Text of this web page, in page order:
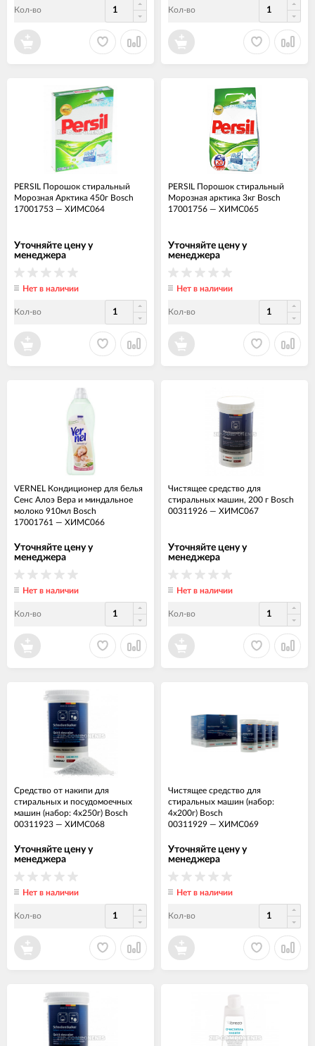
Кол-во Кол-во
PERSIL Порошок стиральный
Морозная Арктика 450г Bosch
17001753 — ХИМС064
Уточняйте цену у
менеджера
Нет в наличии
Кол-во
PERSIL Порошок стиральный
Морозная арктика 3кг Bosch
17001756 — ХИМС065
Уточняйте цену у
менеджера
Нет в наличии
Кол-во
VERNEL Кондиционер для белья
Сенс Алоэ Вера и миндальное
молоко 910мл Bosch
17001761 — ХИМС066
Уточняйте цену у
менеджера
Нет в наличии
Кол-во
Чистящее средство для
стиральных машин, 200 г Bosch
00311926 — ХИМС067
Уточняйте цену у
менеджера
Нет в наличии
Кол-во
Средство от накипи для
стиральных и посудомоечных
машин (набор: 4х250г) Bosch
00311923 — ХИМС068
Уточняйте цену у
менеджера
Нет в наличии
Кол-во
Чистящее средство для
стиральных машин (набор:
4х200г) Bosch
00311929 — ХИМС069
Уточняйте цену у
менеджера
Нет в наличии
Кол-во